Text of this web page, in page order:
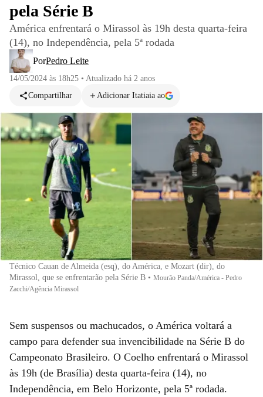
pela Série B
América enfrentará o Mirassol às 19h desta quarta-feira
(14), no Independência, pela 5ª rodada
PorPedro Leite
14/05/2024 às 18h25 • Atualizado há 2 anos
Compartilhar
Adicionar Itatiaia ao
Técnico Cauan de Almeida (esq), do América, e Mozart (dir), do
Mirassol, que se enfrentarão pela Série B • Mourão Panda/América - Pedro
Zacchi/Agência Mirassol
Sem suspensos ou machucados, o América voltará a
campo para defender sua invencibilidade na Série B do
Campeonato Brasileiro. O Coelho enfrentará o Mirassol
às 19h (de Brasília) desta quarta-feira (14), no
Independência, em Belo Horizonte, pela 5ª rodada.